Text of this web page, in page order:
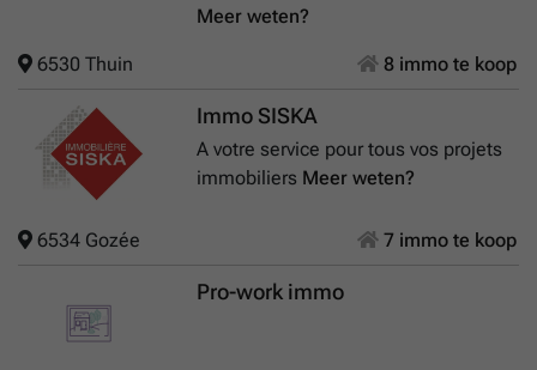
Meer weten?
6530 Thuin 8 immo te koop
Immo SISKA
A votre service pour tous vos projets
immobiliers Meer weten?
6534 Gozée 7 immo te koop
Pro-work immo